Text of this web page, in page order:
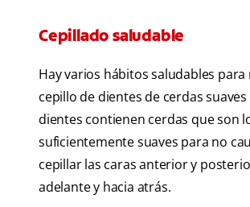
Cepillado saludable
Hay varios hábitos saludables
cepillo de dientes de cerdas
dientes contienen cerdas que son
suficientemente suaves para no
cepillar las caras anterior y
adelante y hacia atrás.